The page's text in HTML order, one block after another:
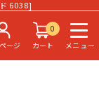
6038]
ージ
0
カート
メニュー